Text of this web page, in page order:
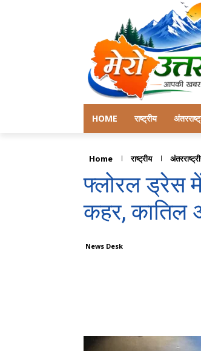
HOME राष्ट्रीय
Home राष्ट्रीय
फ्लोरल ड्रेस में
कहर, कातिल
News Desk